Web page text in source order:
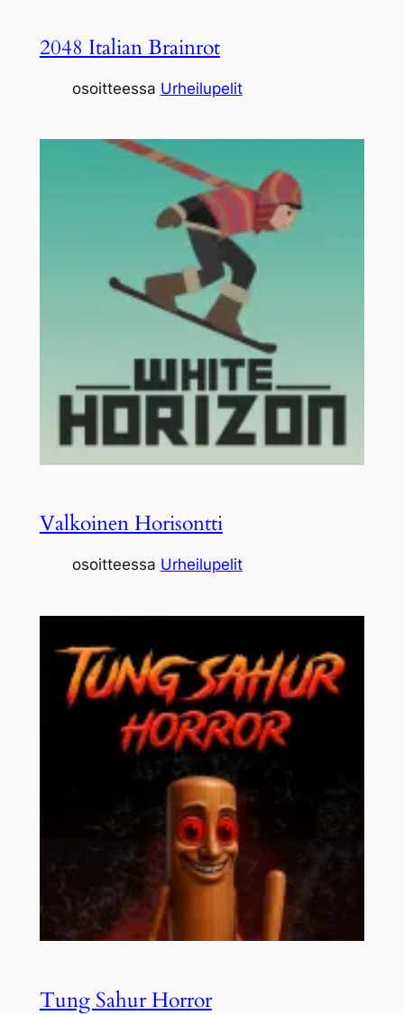
2048 Italian Brainrot
osoitteessa Urheilupelit
Valkoinen Horisontti
osoitteessa Urheilupelit
Tung Sahur Horror